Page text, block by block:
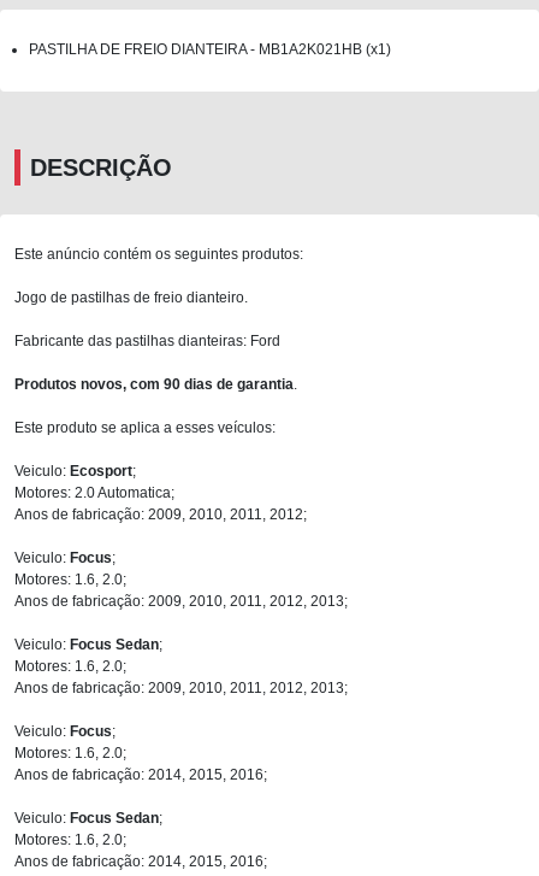
PASTILHA DE FREIO DIANTEIRA - MB1A2K021HB (x1)
DESCRIÇÃO
Este anúncio contém os seguintes produtos:
Jogo de pastilhas de freio dianteiro.
Fabricante das pastilhas dianteiras: Ford
Produtos novos, com 90 dias de garantia
Este produto se aplica a esses veículos:
Veiculo: Ecosport;
Motores: 2.0 Automatica;
Anos de fabricação: 2009, 2010, 2011, 2012;
Veiculo: Focus;
Motores: 1.6, 2.0;
Anos de fabricação: 2009, 2010, 2011, 2012, 2013;
Veiculo: Focus Sedan;
Motores: 1.6, 2.0;
Anos de fabricação: 2009, 2010, 2011, 2012, 2013;
Veiculo: Focus;
Motores: 1.6, 2.0;
Anos de fabricação: 2014, 2015, 2016;
Veiculo: Focus Sedan;
Motores: 1.6, 2.0;
Anos de fabricação: 2014, 2015, 2016;